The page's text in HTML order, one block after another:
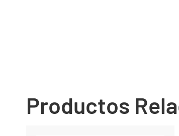
Productos